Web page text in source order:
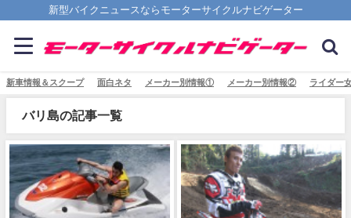
新型バイクニュースならモーターサイクルナビゲーター
新車情報＆スクープ 面白ネタ メーカー別情報① メーカー別情報② ライダー
バリ島の記事一覧